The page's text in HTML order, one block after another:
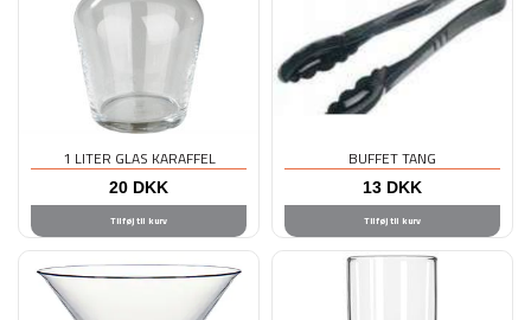
1 LITER GLAS KARAFFEL
20 DKK
Tilføj til kurv
BUFFET TANG
13 DKK
Tilføj til kurv